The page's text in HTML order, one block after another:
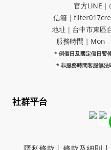
官方LINE
信箱｜
地址｜​台中市東區
服務時間｜Mon
* 例假日及國定假日暫
* 非服務時間客服無
社群平台